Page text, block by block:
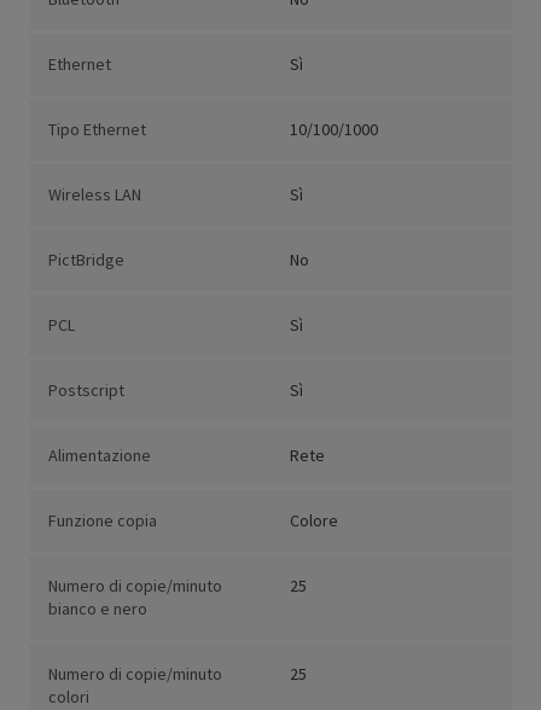
Ethernet Sì
Tipo Ethernet 10/100/1000
Wireless LAN Sì
PictBridge No
PCL Sì
Postscript Sì
Alimentazione Rete
Funzione copia Colore
Numero di copie/minuto
bianco e nero
25
Numero di copie/minuto
colori
25